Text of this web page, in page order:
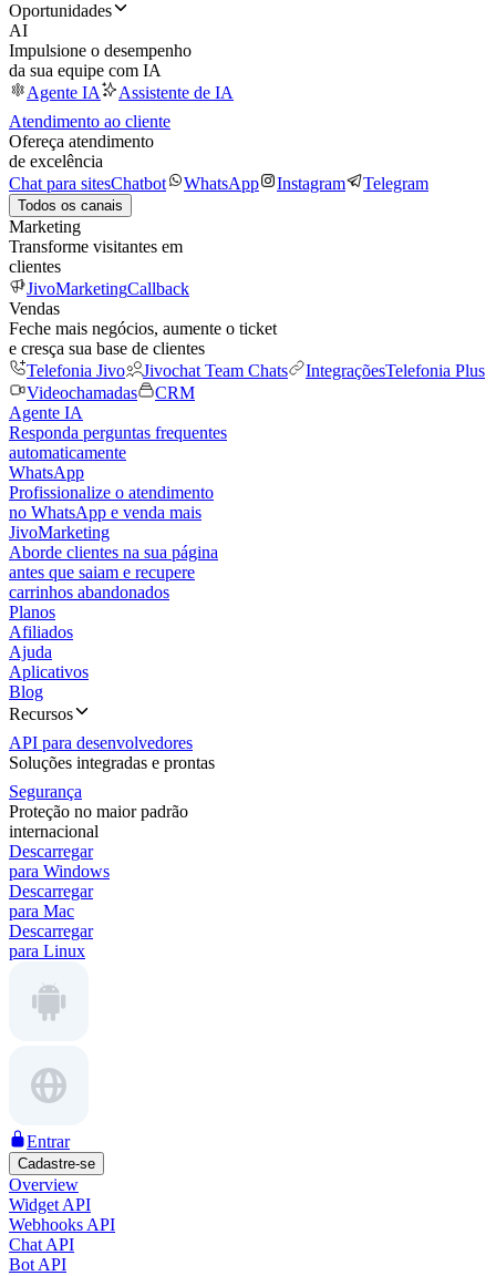
Oportunidades
AI
Impulsione o desempenho
da sua equipe com IA
Agente IA
Assistente de IA
Atendimento ao cliente
Ofereça atendimento
de excelência
Chat para sitesChatbot WhatsApp Instagram Telegram
Todos os canais
Marketing
Transforme visitantes em
clientes
JivoMarketingCallback
Vendas
Feche mais negócios, aumente o ticket
e cresça sua base de clientes
Telefonia Jivo
Jivochat Team Chats IntegraçõesTelefonia Plus
Videochamadas
CRM
Agente IA
Responda perguntas frequentes
automaticamente
WhatsApp
Profissionalize o atendimento
no WhatsApp e venda mais
JivoMarketing
Aborde clientes na sua página
antes que saiam e recupere
carrinhos abandonados
Planos
Afiliados
Ajuda
Aplicativos
Blog
Recursos
API para desenvolvedores
Soluções integradas e prontas
Segurança
Proteção no maior padrão
internacional
Descarregar
para Windows
Descarregar
para Mac
Descarregar
para Linux
Entrar
Cadastre-se
Overview
Widget API
Webhooks API
Chat API
Bot API